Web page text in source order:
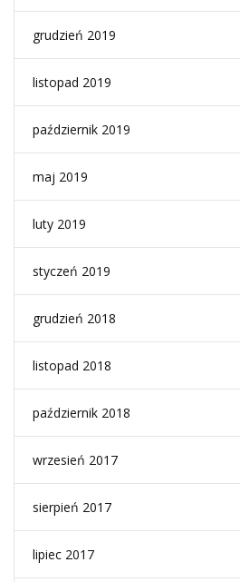
grudzień 2019
listopad 2019
październik 2019
maj 2019
luty 2019
styczeń 2019
grudzień 2018
listopad 2018
październik 2018
wrzesień 2017
sierpień 2017
lipiec 2017